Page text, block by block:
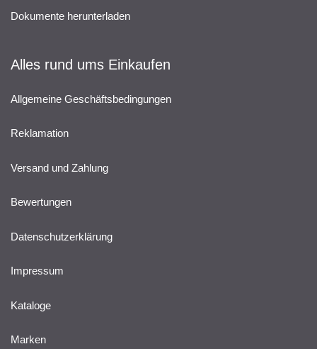
Dokumente herunterladen
Alles rund ums Einkaufen
Allgemeine Geschäftsbedingungen
Reklamation
Versand und Zahlung
Bewertungen
Datenschutzerklärung
Impressum
Kataloge
Marken